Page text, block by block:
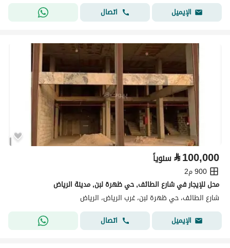
الإيميل
اتصال
⃁100,000 سنوياً
900 م2
محل للإيجار في شارع الطائف, حي ظهرة لبن, مدينة الرياض
شارع الطائف، حي ظهرة لبن، غرب الرياض، الرياض
الإيميل
اتصال